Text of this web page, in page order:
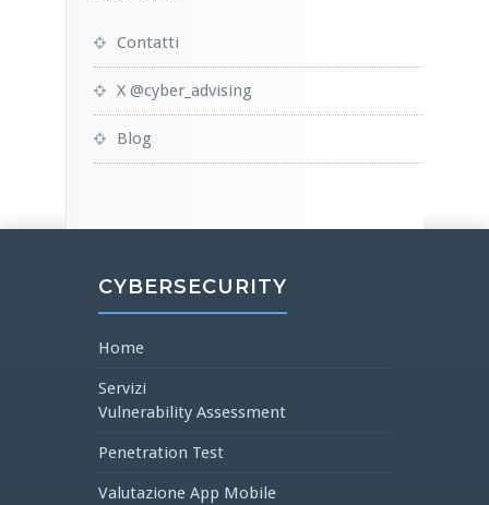
Contatti
X @cyber_advising
Blog
CYBERSECURITY
Home
Servizi
Vulnerability Assessment
Penetration Test
Valutazione App Mobile